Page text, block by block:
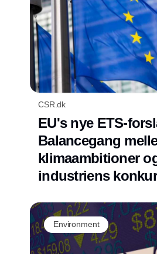
CSR.dk
EU's nye ETS-
Balancegang
klimaambitioner
industriens
Environment